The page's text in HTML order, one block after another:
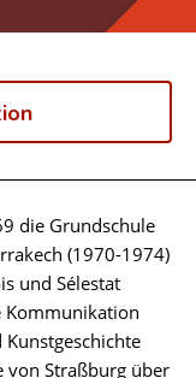
die Grundschule
(1970-1974)
und Sélestat
Kommunikation
von Straßburg über